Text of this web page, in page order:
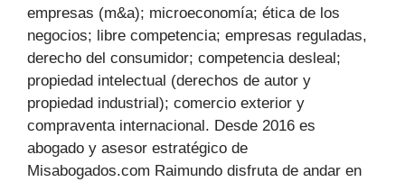
empresas (m&a); microeconomía; ética de los
negocios; libre competencia; empresas reguladas,
derecho del consumidor; competencia desleal;
propiedad intelectual (derechos de autor y
propiedad industrial); comercio exterior y
compraventa internacional. Desde 2016 es
abogado y asesor estratégico de
Misabogados.com Raimundo disfruta de andar en